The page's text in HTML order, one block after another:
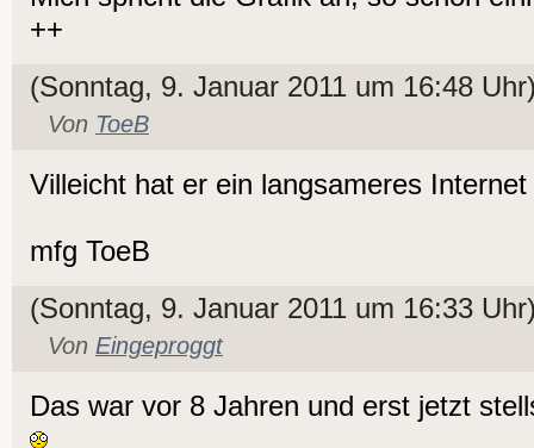
++
(Sonntag, 9. Januar 2011 um 16:48
Von ToeB
Villeicht hat er ein langsameres
mfg ToeB
(Sonntag, 9. Januar 2011 um 16:33
Von Eingeproggt
Das war vor 8 Jahren und erst jetzt